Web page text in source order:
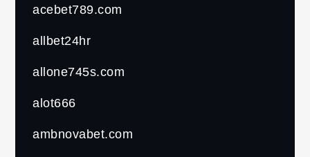
acebet789.com
allbet24hr
allone745s.com
alot666
ambnovabet.com